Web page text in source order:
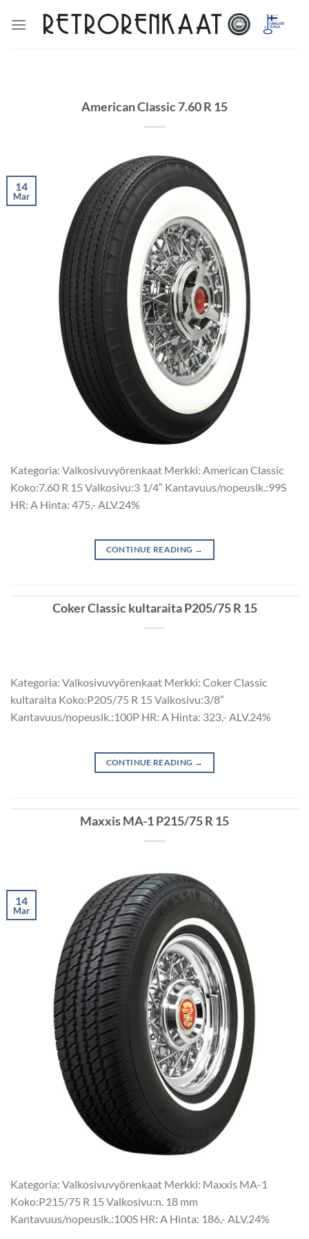
American Classic 7.60 R 15
14
Mar
Kategoria: Valkosivuvyörenkaat Merkki: American Classic
Koko:7.60 R 15 Valkosivu:3 1/4″ Kantavuus/nopeuslk.:99S
HR: A Hinta: 475,- ALV.24%
CONTINUE READING →
Coker Classic kultaraita P205/75 R 15
Kategoria: Valkosivuvyörenkaat Merkki: Coker Classic
kultaraita Koko:P205/75 R 15 Valkosivu:3/8″
Kantavuus/nopeuslk.:100P HR: A Hinta: 323,- ALV.24%
CONTINUE READING →
Maxxis MA-1 P215/75 R 15
14
Mar
Kategoria: Valkosivuvyörenkaat Merkki: Maxxis MA-1
Koko:P215/75 R 15 Valkosivu:n. 18 mm
Kantavuus/nopeuslk.:100S HR: A Hinta: 186,- ALV.24%